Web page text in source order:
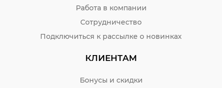
Работа в компании
Сотрудничество
Подключиться к рассылке о новинках
КЛИЕНТАМ
Бонусы и скидки